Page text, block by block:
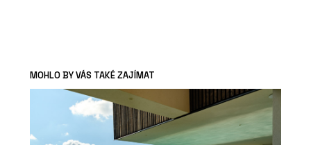
MOHLO BY VÁS TAKÉ ZAJÍMAT